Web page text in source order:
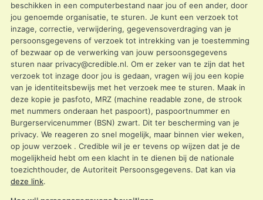
beschikken in een computerbestand naar jou of een ander, door
jou genoemde organisatie, te sturen. Je kunt een verzoek tot
inzage, correctie, verwijdering, gegevensoverdraging van je
persoonsgegevens of verzoek tot intrekking van je toestemming
of bezwaar op de verwerking van jouw persoonsgegevens
sturen naar privacy@credible.nl. Om er zeker van te zijn dat het
verzoek tot inzage door jou is gedaan, vragen wij jou een kopie
van je identiteitsbewijs met het verzoek mee te sturen. Maak in
deze kopie je pasfoto, MRZ (machine readable zone, de strook
met nummers onderaan het paspoort), paspoortnummer en
Burgerservicenummer (BSN) zwart. Dit ter bescherming van je
privacy. We reageren zo snel mogelijk, maar binnen vier weken,
op jouw verzoek . Credible wil je er tevens op wijzen dat je de
mogelijkheid hebt om een klacht in te dienen bij de nationale
toezichthouder, de Autoriteit Persoonsgegevens. Dat kan via
deze link.